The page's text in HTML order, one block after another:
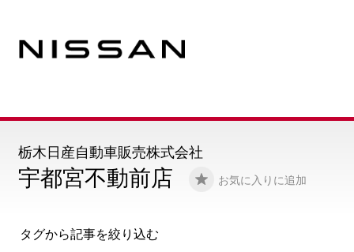
宇都宮不動前店 お気に入りに追加
栃木日産自動車販売株式会社
タグから記事を絞り込む